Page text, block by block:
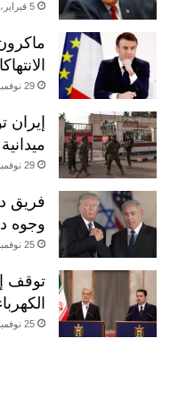
5 فبراير، 2025
29 نوفمبر، 2024
29 نوفمبر، 2024
فريق
وجوه
25 نوفمبر، 2024
توقف
25 نوفمبر، 2024